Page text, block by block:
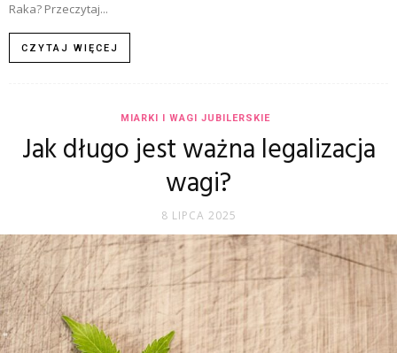
Raka? Przeczytaj...
CZYTAJ WIĘCEJ
MIARKI I WAGI JUBILERSKIE
Jak długo jest ważna legalizacja
wagi?
8 LIPCA 2025